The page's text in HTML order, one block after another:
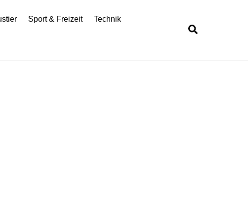
Sport & Freizeit Technik